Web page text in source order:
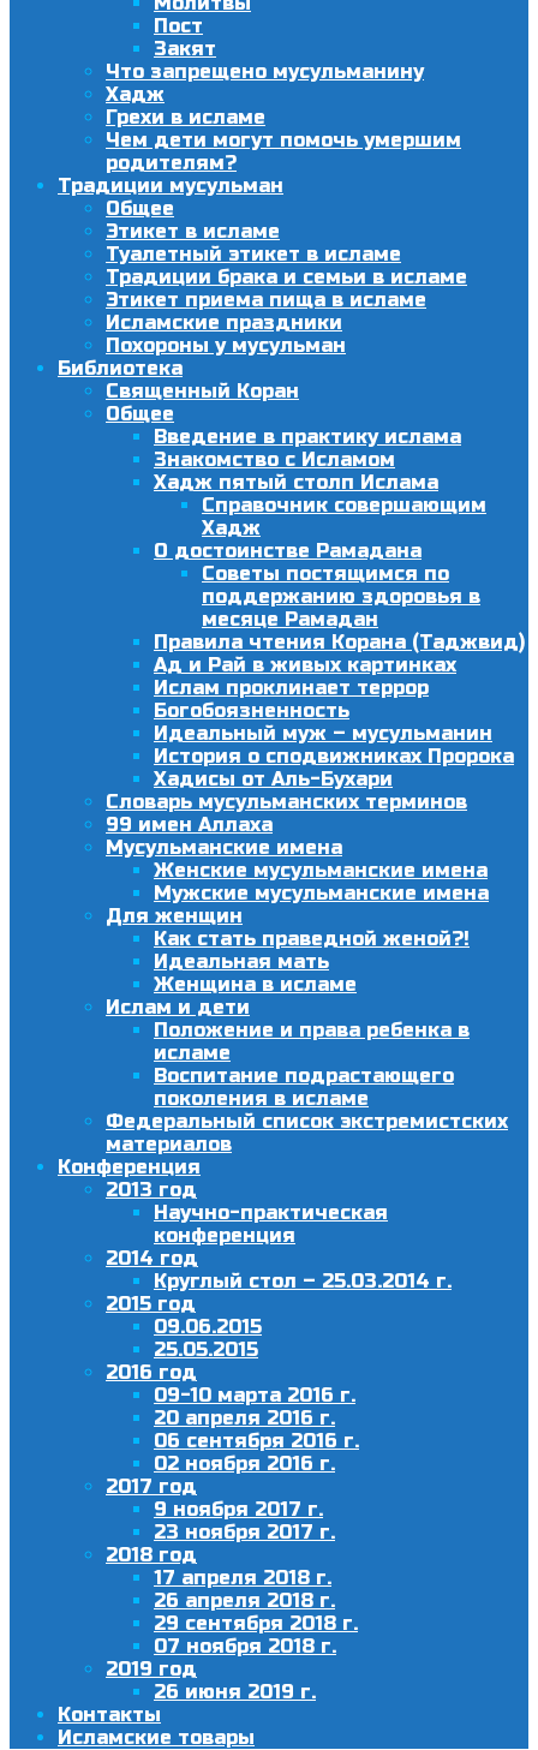
Пост
Закят
Что запрещено мусульманину
Хадж
Грехи в исламе
Чем дети могут помочь умершим
родителям?
Традиции мусульман
Общее
Этикет в исламе
Туалетный этикет в исламе
Традиции брака и семьи в исламе
Этикет приема пища в исламе
Исламские праздники
Похороны у мусульман
Библиотека
Священный Коран
Общее
Введение в практику ислама
Знакомство с Исламом
Хадж пятый столп Ислама
Справочник совершающим
Хадж
О достоинстве Рамадана
Советы постящимся по
поддержанию здоровья в
месяце Рамадан
Правила чтения Корана (Таджвид)
Ад и Рай в живых картинках
Ислам проклинает террор
Богобоязненность
Идеальный муж – мусульманин
История о сподвижниках Пророка
Хадисы от Аль-Бухари
Словарь мусульманских терминов
99 имен Аллаха
Мусульманские имена
Женские мусульманские имена
Мужские мусульманские имена
Для женщин
Как стать праведной женой?!
Идеальная мать
Женщина в исламе
Ислам и дети
Положение и права ребенка в
исламе
Воспитание подрастающего
поколения в исламе
Федеральный список экстремистских
материалов
Конференция
2013 год
Научно-практическая
конференция
2014 год
Круглый стол – 25.03.2014 г.
2015 год
09.06.2015
25.05.2015
2016 год
09-10 марта 2016 г.
20 апреля 2016 г.
06 сентября 2016 г.
02 ноября 2016 г.
2017 год
9 ноября 2017 г.
23 ноября 2017 г.
2018 год
17 апреля 2018 г.
26 апреля 2018 г.
29 сентября 2018 г.
07 ноября 2018 г.
2019 год
26 июня 2019 г.
Контакты
Исламские товары